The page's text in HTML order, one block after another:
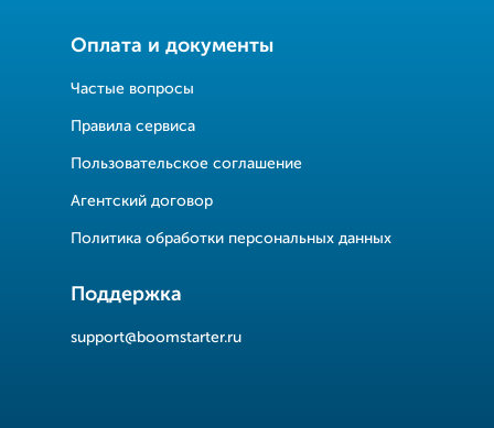
Оплата и документы
Частые вопросы
Правила сервиса
Пользовательское соглашение
Агентский договор
Политика обработки персональных данных
Поддержка
support@boomstarter.ru